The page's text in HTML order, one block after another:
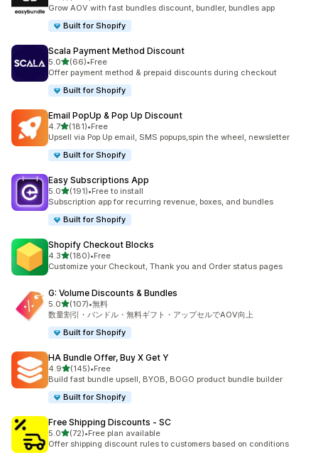
Grow AOV with fast bundles discount, bundler, bundles app
Built for Shopify
Scala Payment Method Discount
5.05つ星中
(66)
合計レビュー数：66件
•Free
Offer payment method & prepaid discounts during checkout
Built for Shopify
Email PopUp & Pop Up Discount
4.75つ星中
(181)
合計レビュー数：181件
•Free
Upsell via Pop Up email, SMS popups,spin the wheel, newsletter
Built for Shopify
Easy Subscriptions App
5.05つ星中
(191)
合計レビュー数：191件
•Free to install
Subscription app for recurring revenue, boxes, and bundles
Built for Shopify
Shopify Checkout Blocks
4.35つ星中
(180)
合計レビュー数：180件
•Free
Customize your Checkout, Thank you and Order status pages
G: Volume Discounts & Bundles
5.05つ星中
(107)
合計レビュー数：107件
•無料
数量割引・バンドル・無料ギフト・アップセルでAOV向上
Built for Shopify
HA Bundle Offer, Buy X Get Y
4.95つ星中
(145)
合計レビュー数：145件
•Free
Build fast bundle upsell, BYOB, BOGO product bundle builder
Built for Shopify
Free Shipping Discounts ‑ SC
5.05つ星中
(72)
合計レビュー数：72件
•Free plan available
Offer shipping discount rules to customers based on conditions